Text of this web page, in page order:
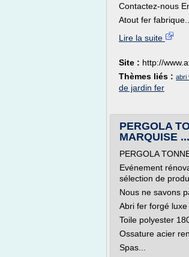
Contactez-nous
Atout fer fabrique...
Lire la suite
Site : http://
Thèmes liés : abri
de jardin fer
PERGOLA
MARQUISE ...
PERGOLA
Evénement
sélection de
Nous ne savons
Abri fer forgé luxe
Toile polyester
Ossature acier
Spas...